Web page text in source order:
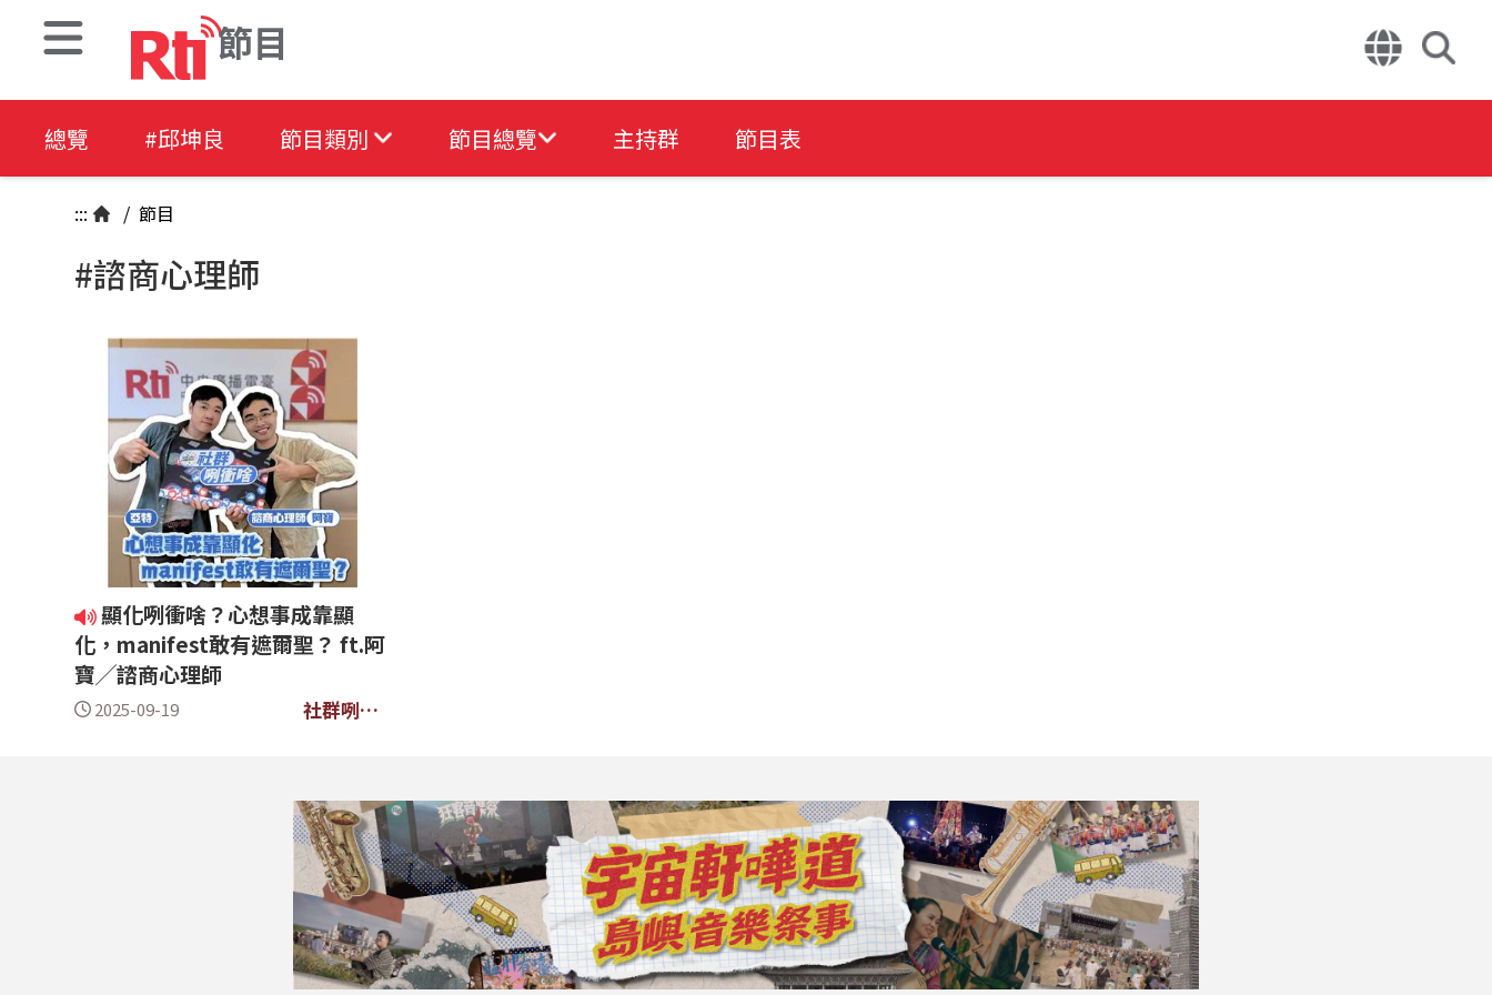
節目
總覽 #邱坤良 節目類別 節目總覽 主持群 節目表
::: / 節目
#諮商心理師
顯化咧衝啥？心想事成靠顯
化，manifest敢有遮爾聖？ ft.阿
寶╱諮商心理師
2025-09-19
社群咧衝